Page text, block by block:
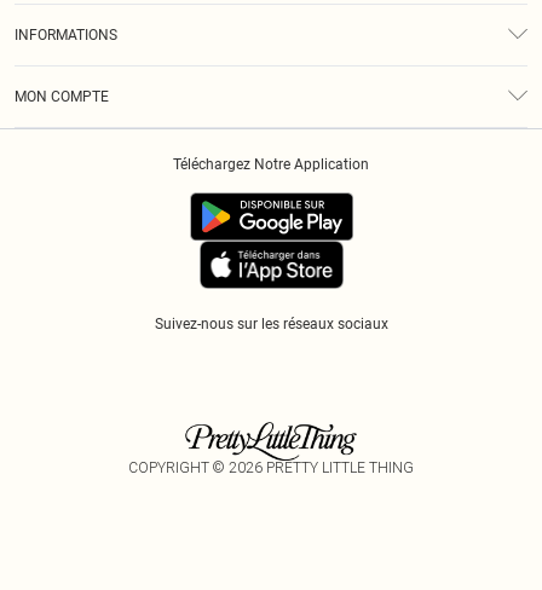
INFORMATIONS
MON COMPTE
Suivez-nous sur les réseaux sociaux
Téléchargez Notre Application
COPYRIGHT © 2026 PRETTY LITTLE THING